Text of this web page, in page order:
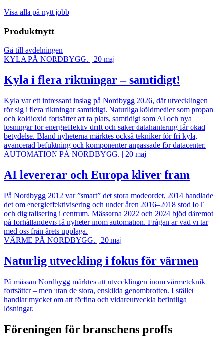
Visa alla på nytt jobb
Produktnytt
Gå till avdelningen
KYLA PÅ NORDBYGG. | 20 maj
Kyla i flera riktningar – samtidigt!
Kyla var ett intressant inslag på Nordbygg 2026, där utvecklingen
rör sig i flera riktningar samtidigt. Naturliga köldmedier som propan
och koldioxid fortsätter att ta plats, samtidigt som AI och nya
lösningar för energieffektiv drift och säker datahantering får ökad
betydelse. Bland nyheterna märktes också tekniker för fri kyla,
avancerad befuktning och komponenter anpassade för datacenter.
AUTOMATION PÅ NORDBYGG. | 20 maj
AI levererar och Europa kliver fram
På Nordbygg 2012 var ”smart” det stora modeordet, 2014 handlade
det om energieffektivisering och under åren 2016–2018 stod IoT
och digitalisering i centrum. Mässorna 2022 och 2024 bjöd däremot
på förhållandevis få nyheter inom automation. Frågan är vad vi tar
med oss från årets upplaga.
VÄRME PÅ NORDBYGG. | 20 maj
Naturlig utveckling i fokus för värmen
På mässan Nordbygg märktes att utvecklingen inom värmeteknik
fortsätter – men utan de stora, enskilda genombrotten. I stället
handlar mycket om att förfina och vidareutveckla befintliga
lösningar.
Föreningen för branschens proffs